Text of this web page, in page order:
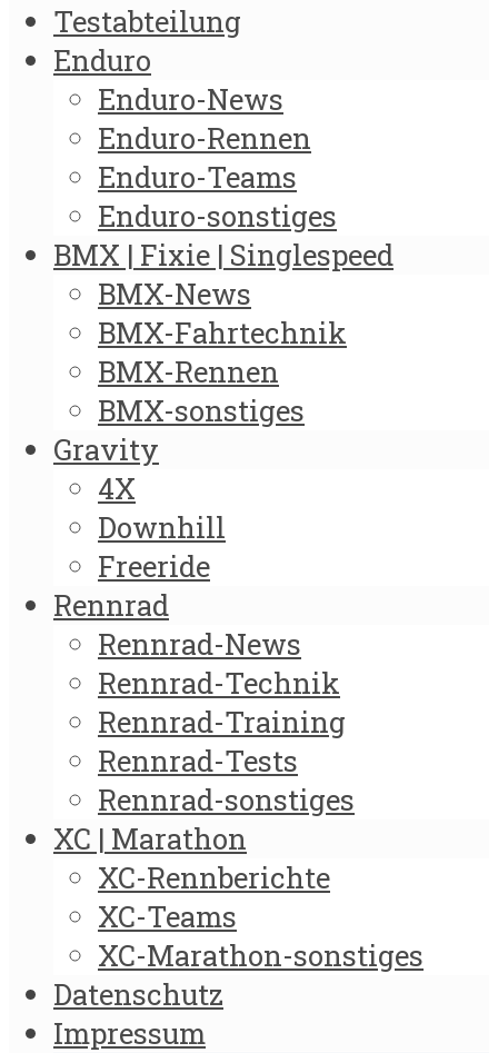
Testabteilung
Enduro
Enduro-News
Enduro-Rennen
Enduro-Teams
Enduro-sonstiges
BMX | Fixie | Singlespeed
BMX-News
BMX-Fahrtechnik
BMX-Rennen
BMX-sonstiges
Gravity
4X
Downhill
Freeride
Rennrad
Rennrad-News
Rennrad-Technik
Rennrad-Training
Rennrad-Tests
Rennrad-sonstiges
XC | Marathon
XC-Rennberichte
XC-Teams
XC-Marathon-sonstiges
Datenschutz
Impressum